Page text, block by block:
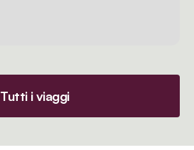
Tutti i viaggi